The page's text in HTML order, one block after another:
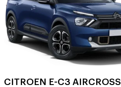
CITROEN E-C3 AIRCROSS